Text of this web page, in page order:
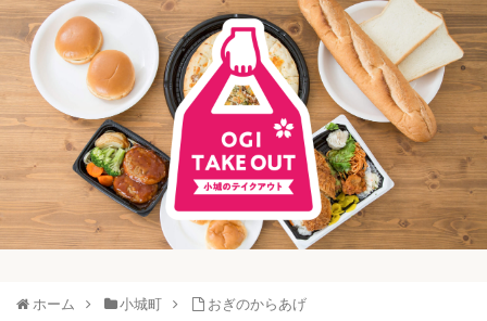
ホーム 小城町 おぎのからあげ